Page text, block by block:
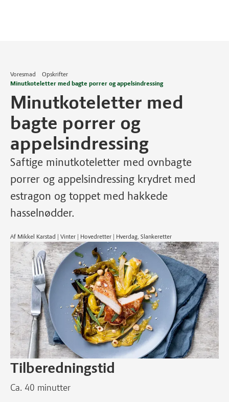
Voresmad
Opskrifter
Minutkoteletter med bagte porrer og appelsindressing
Minutkoteletter med
bagte porrer og
appelsindressing
Saftige minutkoteletter med ovnbagte
porrer og appelsindressing krydret med
estragon og toppet med hakkede
hasselnødder.
Af Mikkel Karstad | Vinter | Hovedretter | Hverdag, Slankeretter
Tilberedningstid
Ca. 40 minutter